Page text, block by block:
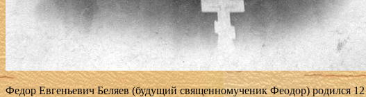
Федор Евгеньевич Беляев (будущий свя­щен­но­му­че­ник Фе­о­дор) ро­дил­ся